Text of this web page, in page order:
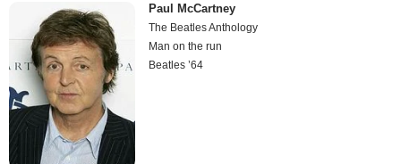
Paul McCartney
The Beatles Anthology
Man on the run
Beatles ’64